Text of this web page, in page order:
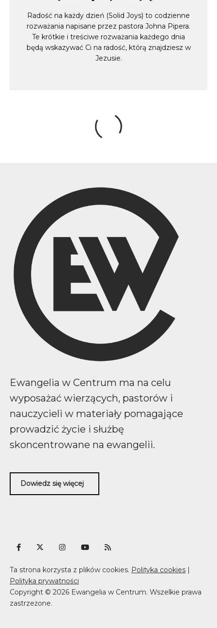
Radość na każdy dzień (Solid Joys) to codzienne
rozważania napisane przez pastora Johna Pipera.
Te krótkie i treściwe rozważania każdego dnia
będą wskazywać Ci na radość, którą znajdziesz w
Jezusie.
Ewangelia w Centrum ma na celu
wyposażać wierzących, pastorów i
nauczycieli w materiały pomagające
prowadzić życie i służbę
skoncentrowane na ewangelii.
Dowiedz się więcej
Ta strona korzysta z plików cookies. Polityka cookies |
Polityka prywatności
Copyright © 2026 Ewangelia w Centrum. Wszelkie prawa
zastrzeżone.